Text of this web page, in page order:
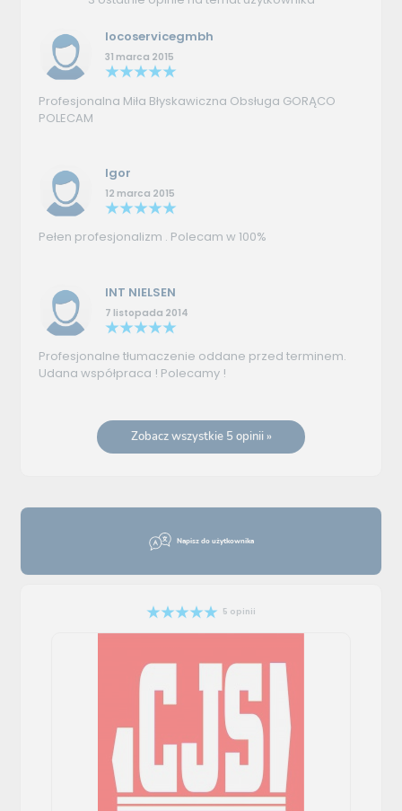
Napisz do użytkownika
5 opinii
locoservicegmbh
31 marca 2015
Profesjonalna Miła Błyskawiczna Obsługa GORĄCO
POLECAM
Igor
12 marca 2015
Pełen profesjonalizm . Polecam w 100%
INT NIELSEN
7 listopada 2014
Profesjonalne tłumaczenie oddane przed terminem.
Udana współpraca ! Polecamy !
Zobacz wszystkie 5 opinii »